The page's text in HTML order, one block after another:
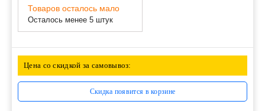
Товаров осталось мало
Осталось менее 5 штук
Цена со скидкой за самовывоз:
Скидка появится в корзине